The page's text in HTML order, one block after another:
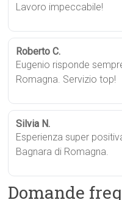
Lavoro impeccabile!
Roberto C.
Eugenio risponde
Romagna. Servizio top!
Silvia N.
Esperienza super
Bagnara di Romagna.
Domande